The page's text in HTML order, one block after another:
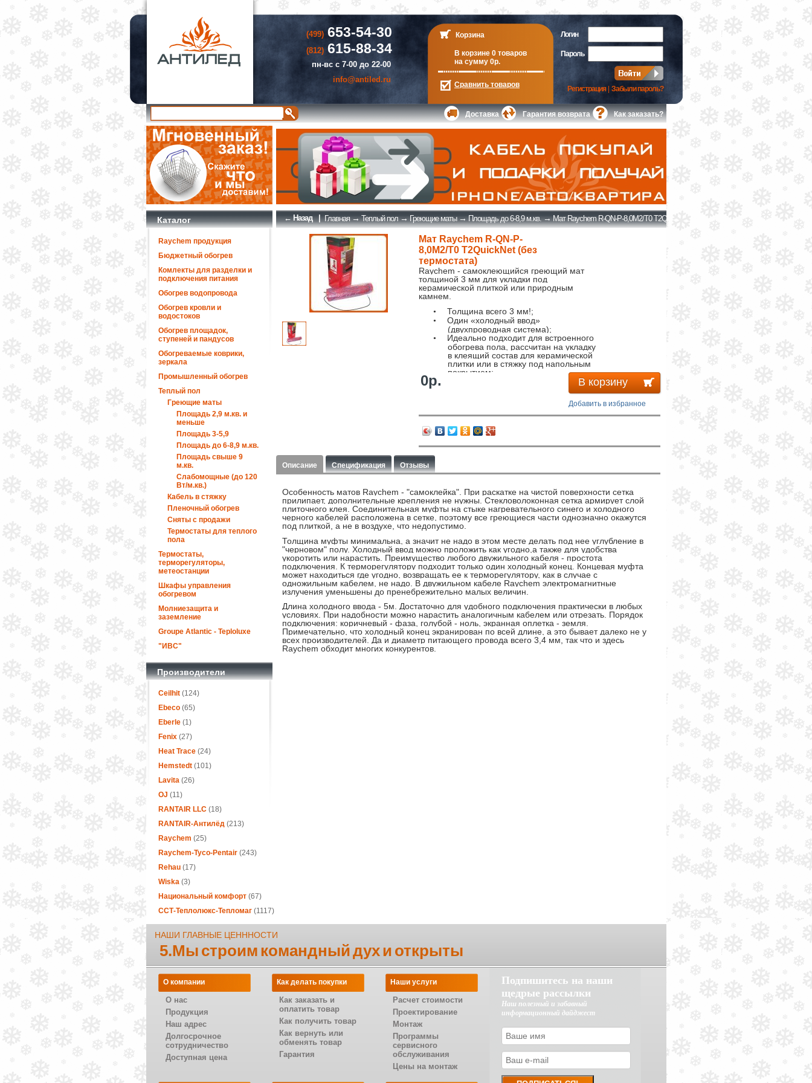
(499)653-54-30
(812)615-88-34
пн-вс с 7-00 до 22-00
info@antiled.ru
Корзина
В корзине 0 товаров
на сумму 0р.
Сравнить товаров
Логин
Пароль
Регистрация| Забыли пароль?
Доставка Гарантия возврата Как заказать?
Каталог
Raychem продукция
Бюджетный обогрев
Комлекты для разделки и
подключения питания
Обогрев водопровода
Обогрев кровли и
водостоков
Обогрев площадок,
ступеней и пандусов
Обогреваемые коврики,
зеркала
Промышленный обогрев
Теплый пол
Греющие маты
Площадь 2,9 м.кв. и
меньше
Площадь 3-5,9
Площадь до 6-8,9 м.кв.
Площадь свыше 9
м.кв.
Слабомощные (до 120
Вт/м.кв.)
Кабель в стяжку
Пленочный обогрев
Сняты с продажи
Термостаты для теплого
пола
Термостаты,
терморегуляторы,
метеостанции
Шкафы управления
обогревом
Молниезащита и
заземление
Groupe Atlantic - Teploluxe
"ИВС"
Производители
Ceilhit(124)
Ebeco(65)
Eberle(1)
Fenix(27)
Heat Trace(24)
Hemstedt(101)
Lavita(26)
OJ (11)
RANTAIR LLC(18)
RANTAIR-Антилёд(213)
Raychem (25)
Raychem-Tyco-Pentair (243)
Rehau(17)
Wiska(3)
Национальный комфорт(67)
ССТ-Теплолюкс-Тепломаг(1117)
← Назад | Главная→Теплый пол→Греющие маты→Площадь до 6-8,9 м.кв.→Мат Raychem R-QN-P-8,0M2/T0 T2QuickNet (без термостата)
Мат Raychem R-QN-P-
8,0M2/T0 T2QuickNet (без
термостата)
Raychem - самоклеющийся греющий мат
толщиной 3 мм для укладки под
керамической плиткой или природным
камнем.
• Толщина всего 3 мм!;
•
Один «холодный ввод»
(двухпроводная система);
•
Идеально подходит для встроенного
обогрева пола, рассчитан на укладку
в клеящий состав для керамической
плитки или в стяжку под напольным
покрытием;
•
Максимальная высота конструкции,
включая керамическую плитку,
0р. В корзину
Добавить в избранное
Описание Спецификация Отзывы
Особенность матов Raychem - "самоклейка". При раскатке на чистой поверхности сетка
прилипает, дополнительные крепления не нужны. Стекловолоконная сетка армирует слой
плиточного клея. Соединительная муфты на стыке нагревательного синего и холодного
черного кабелей расположена в сетке, поэтому все греющиеся части однозначно окажутся
под плиткой, а не в воздухе, что недопустимо.
Толщина муфты минимальна, а значит не надо в этом месте делать под нее углубление в
"черновом" полу. Холодный ввод можно проложить как угодно,а также для удобства
укоротить или нарастить. Преимущество любого двужильного кабеля - простота
подключения. К терморегулятору подходит только один холодный конец. Концевая муфта
может находиться где угодно, возвращать ее к терморегулятору, как в случае с
одножильным кабелем, не надо. В двужильном кабеле Raychem электромагнитные
излучения уменьшены до пренебрежительно малых величин.
Длина холодного ввода - 5м. Достаточно для удобного подключения практически в любых
условиях. При надобности можно нарастить аналогичным кабелем или отрезать. Порядок
подключения: коричневый - фаза, голубой - ноль, экранная оплетка - земля.
Примечательно, что холодный конец экранирован по всей длине, а это бывает далеко не у
всех производителей. Да и диаметр питающего провода всего 3,4 мм, так что и здесь
Raychem обходит многих конкурентов.
НАШИ ГЛАВНЫЕ ЦЕНННОСТИ
5.Мы строим командный дух и открыты
О компании
О нас
Продукция
Наш адрес
Долгосрочное
сотрудничество
Доступная цена
Как делать покупки
Как заказать и
оплатить товар
Как получить товар
Как вернуть или
обменять товар
Гарантия
Наши услуги
Расчет стоимости
Проектирование
Монтаж
Программы
сервисного
обслуживания
Цены на монтаж
Подпишитесь на наши
щедрые рассылки
Наш полезный и забавный
информационный дайджест